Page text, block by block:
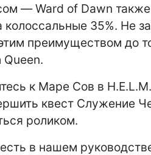
— Ward of Dawn
колоссальные 35%. Не
преимуществом до
Queen.
к Маре Сов в
квест Служение
роликом.
в нашем